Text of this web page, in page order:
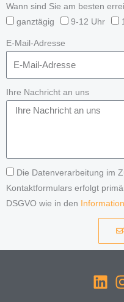
Wann sind Sie am besten
ganztägig
9-12 Uhr
E-Mail-Adresse
Ihre Nachricht an uns
Die Datenverarbeitung im
Kontaktformulars erfolgt
DSGVO wie in den